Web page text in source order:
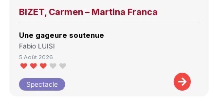
BIZET, Carmen – Martina Franca
Une gageure soutenue
Fabio LUISI
5 Août 2026
Spectacle